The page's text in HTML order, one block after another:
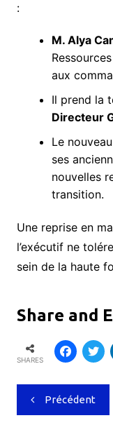
:
M. Alya
aux
​Il prend la
Directeur
​Le
ses
nouvelles
transition.
​Une reprise en
l’exécutif ne
sein de la haute
Share and
SHARES
Navigation
de
Précédent